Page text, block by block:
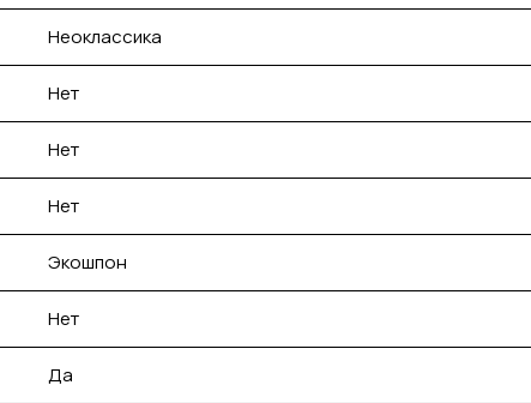
Неоклассика
Нет
Нет
Нет
Экошпон
Нет
Да